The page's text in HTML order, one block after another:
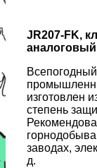
JR207-FK,
аналоговый
изготовлен
степень
заводах,
д.